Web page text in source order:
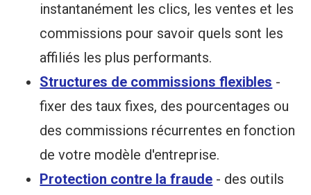
instantanément les clics, les ventes et les
commissions pour savoir quels sont les
affiliés les plus performants.
Structures de commissions flexibles -
fixer des taux fixes, des pourcentages ou
des commissions récurrentes en fonction
de votre modèle d'entreprise.
Protection contre la fraude - des outils